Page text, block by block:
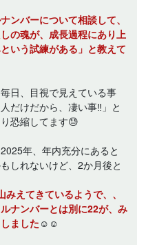
ンバーについて相談して、
の魂が、成長過程にあり上
いう試練がある」と教えて
日、目視で見えている事
だけだから、凄い事‼️」と
恐縮してます😓
年、年内充分にあると
しれないけど、2か月後と
えてきているようで、、
ナンバーとは別に22が、み
ました ☺️☺️